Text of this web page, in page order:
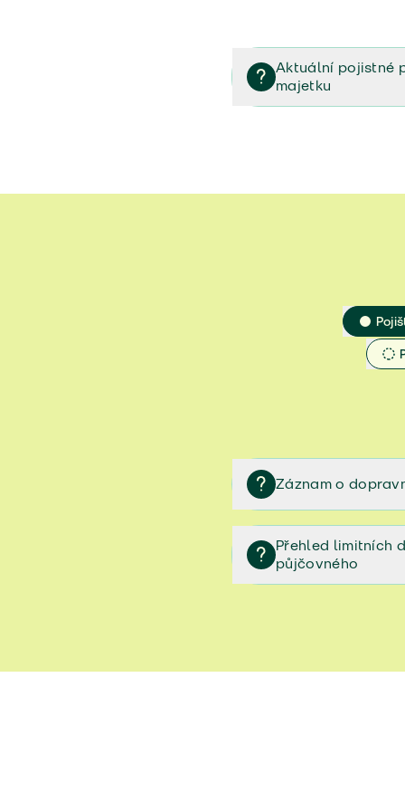
Aktuální pojistné
majetku
Záznam o
Záznam o dopravní
Přehled limitních
půjčovného